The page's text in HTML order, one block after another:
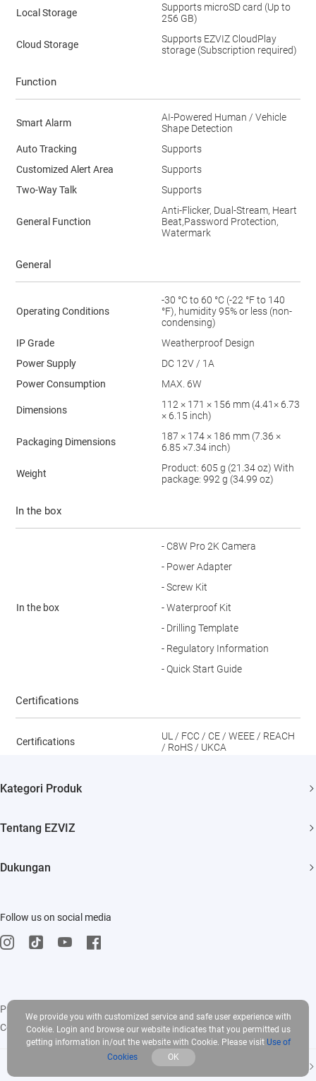
Local Storage
Supports microSD card (Up to
256 GB)
Cloud Storage
Supports EZVIZ CloudPlay
storage (Subscription required)
Function
Smart Alarm
AI-Powered Human / Vehicle
Shape Detection
Auto Tracking
Supports
Customized Alert Area
Supports
Two-Way Talk
Supports
General Function
Anti-Flicker, Dual-Stream, Heart
Beat,Password Protection,
Watermark
General
Operating Conditions
-30 °C to 60 °C (-22 °F to 140
°F), humidity 95% or less (non-
condensing)
IP Grade
Weatherproof Design
Power Supply
DC 12V / 1A
Power Consumption
MAX. 6W
Dimensions
112 × 171 × 156 mm (4.41× 6.73
× 6.15 inch)
Packaging Dimensions
187 × 174 × 186 mm (7.36 ×
6.85 ×7.34 inch)
Weight
Product: 605 g (21.34 oz) With
package: 992 g (34.99 oz)
In the box
In the box
- C8W Pro 2K Camera
- Power Adapter
- Screw Kit
- Waterproof Kit
- Drilling Template
- Regulatory Information
- Quick Start Guide
Certifications
Certifications
UL / FCC / CE / WEEE / REACH
/ RoHS / UKCA
Kategori Produk
Tentang EZVIZ
Ruang berita
Trust Center
Dukungan
Events
Influencer Program
Follow us on social media
Privacy Policy
Copyright © 2025 EZVIZ Inc. All rights reserved
Indonesia-Bahasa Indonesia
We provide you with customized service and safe user experience with
Cookie. Login and browse our website indicates that you permitted us
getting information in/out the website with Cookie. Please visit Use of
Cookies
OK